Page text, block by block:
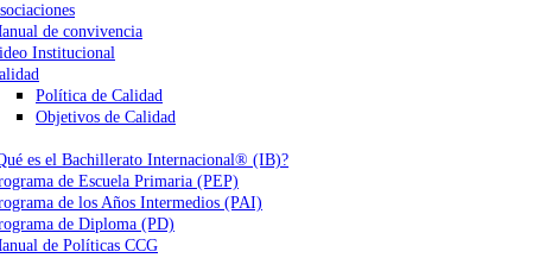
de convivencia
Institucional
Política de Calidad
Objetivos de Calidad
es el Bachillerato Internacional® (IB)?
de Escuela Primaria (PEP)
de los Años Intermedios (PAI)
de Diploma (PD)
de Políticas CCG